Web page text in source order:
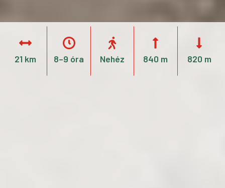
21 km 8–9 óra Nehéz 840 m 820 m